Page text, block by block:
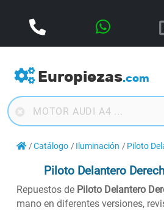
Europiezas.com
Catálogo Iluminación Piloto
Piloto Delantero
Repuestos de Piloto Delantero
mano en diferentes versiones,